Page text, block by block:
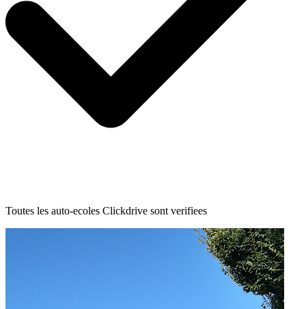
Toutes les auto-ecoles Clickdrive sont verifiees